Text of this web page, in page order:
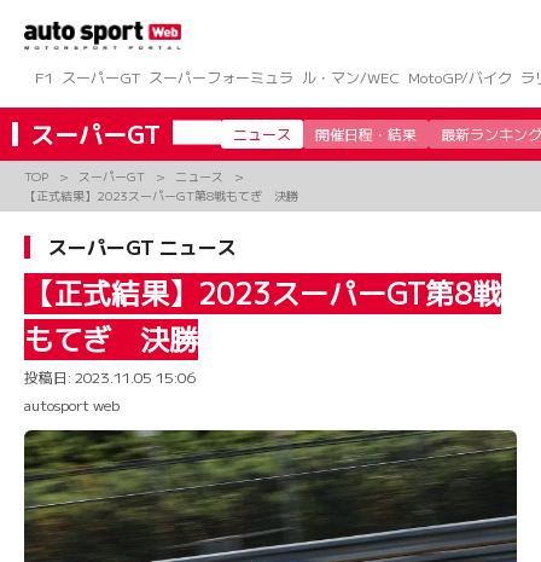
ツ
へ
ス
キ
プ
F1 スーパーGT スーパーフォーミュラ ル・マン/WEC MotoGP/バイク ラ
スーパーGT ニュース 開催日程・結果 最新ランキング
TOP スーパーGT
ニュース
【正式結果】2023スーパーGT第8戦もてぎ 決勝
スーパーGT ニュース
【正式結果】2023スーパーGT第8戦
もてぎ 決勝
投稿日: 2023.11.05 15:06
autosport web